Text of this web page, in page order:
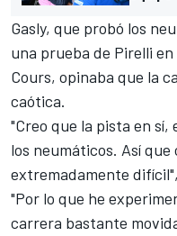
Gasly, que probó los
una prueba de Pirelli
Cours, opinaba que la
caótica.
"Creo que la pista en
los neumáticos. Así
extremadamente
"Por lo que he
carrera bastante